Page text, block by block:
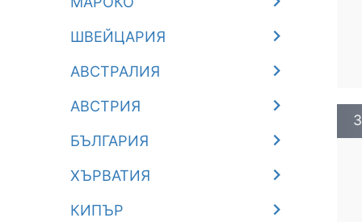
ШВЕЙЦАРИЯ
АВСТРАЛИЯ
АВСТРИЯ
БЪЛГАРИЯ
ХЪРВАТИЯ
КИПЪР